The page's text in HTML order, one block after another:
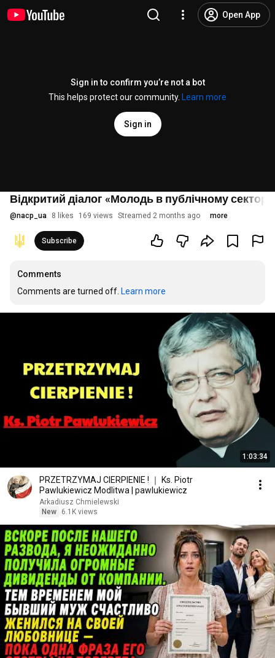
Open App
Sign in to confirm you’re not a bot
This helps protect our community.
Learn more
Sign in
Відкритий діалог «Молодь в публічному
@nacp_ua 8 likes 169 views Streamed 2 months ago more
Subscribe
Comments
Comments are turned off. Learn more
1:03:34
PRZETRZYMAJ CIERPIENIE ! ｜ Ks. Piotr
Pawlukiewicz Modlitwa | pawlukiewicz
Arkadiusz Chmielewski
New
6.1K views